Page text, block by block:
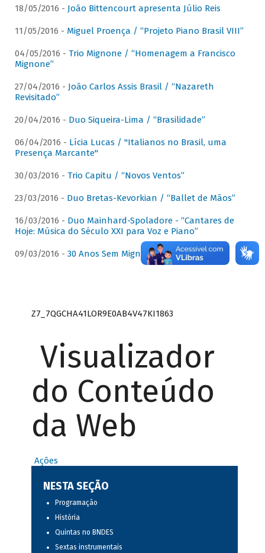
18/05/2016 - João Bittencourt apresenta Júlio Reis
11/05/2016 - Miguel Proença / “Projeto Piano Brasil VIII”
04/05/2016 - Trio Mignone / “Homenagem a Francisco
Mignone”
27/04/2016 - João Carlos Assis Brasil / “Nazareth
Revisitado”
20/04/2016 - Duo Siqueira-Lima / “Brasilidade”
06/04/2016 - Lícia Lucas / "Italianos no Brasil, uma
Presença Marcante"
30/03/2016 - Trio Capitu / “Novos Ventos”
23/03/2016 - Duo Bretas-Kevorkian / “Ballet de Mãos”
16/03/2016 - Duo Mainhard-Spoladore - “Cantares de
Hoje: Música do Século XXI para Voz e Piano”
09/03/2016 - 30 Anos Sem Mignone
Z7_7QGCHA41LOR9E0AB4V47KI1863
Visualizador
do Conteúdo
da Web
Ações
NESTA SEÇÃO
Programação
História
Quintas no BNDES
Sextas instrumentais